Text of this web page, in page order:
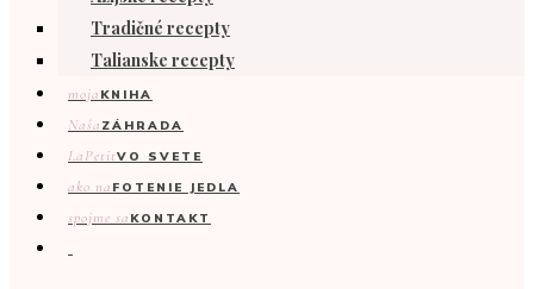
Tradičné recepty
Talianske recepty
moja KNIHA
Naša ZÁHRADA
LaPetitVO SVETE
ako na FOTENIE JEDLA
spojme sa KONTAKT